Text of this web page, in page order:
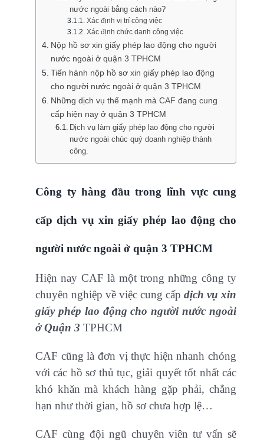
nước ngoài bằng cách nào?
Xác định vị trí công việc
Xác định chức danh công việc
Nộp hồ sơ xin giấy phép lao động cho người
nước ngoài ở quận 3 TPHCM
Tiến hành nộp hồ sơ xin giấy phép lao động
cho người nước ngoài ở quận 3 TPHCM
Những dịch vụ thế mạnh mà CAF đang cung
cấp hiện nay ở quận 3 TPHCM
Dịch vụ làm giấy phép lao động cho người
nước ngoài chúc quý doanh nghiệp thành
công.
Công ty hàng đầu trong lĩnh vực cung
cấp dịch vụ xin giấy phép lao động cho
người nước ngoài ở quận 3 TPHCM
Hiện nay CAF là một trong những công ty
chuyên nghiệp về việc cung cấpdịch vụ xin
giấy phép lao động cho người nước ngoài
ở Quận 3 TPHCM
CAF cũng là đơn vị thực hiện nhanh chóng
với các hồ sơ thủ tục, giải quyết tốt nhất các
khó khăn mà khách hàng gặp phải, chẳng
hạn như thời gian, hồ sơ chưa hợp lệ…
CAF cùng đội ngũ chuyên viên tư vấn sẽ